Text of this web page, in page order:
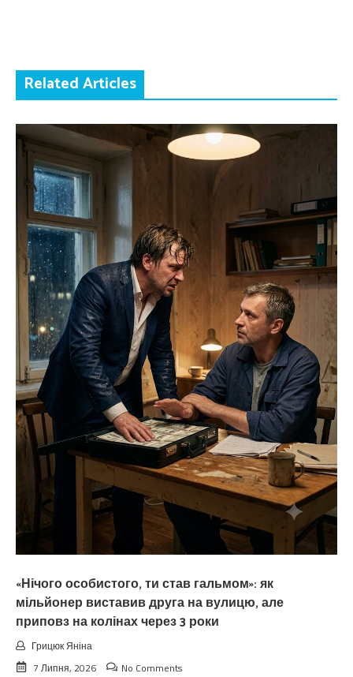
Related Articles
«Нічого особистого, ти став гальмом»: як
мільйонер виставив друга на вулицю, але
приповз на колінах через 3 роки
Грицюк Яніна
7 Липня, 2026
No Comments